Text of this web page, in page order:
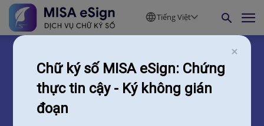
Tiếng Việt
Tính năng mới MISA eSign
Chữ ký số MISA eSign: Chứng
thực tin cậy - Ký không gián
đoạn